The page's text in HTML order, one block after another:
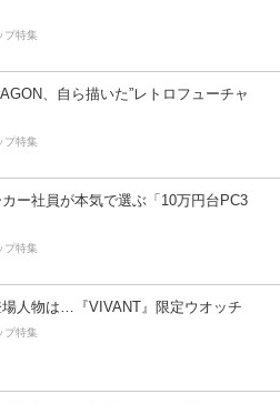
プ特集
、自ら描いた”レトロフューチャ
プ特集
ー社員が本気で選ぶ「10万円台PC3
プ特集
人物は…『VIVANT』限定ウオッチ
プ特集